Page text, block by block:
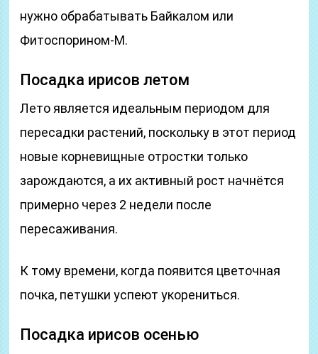
нужно обрабатывать Байкалом или
Фитоспорином-М.
Посадка ирисов летом
Лето является идеальным периодом для
пересадки растений, поскольку в этот период
новые корневищные отростки только
зарождаются, а их активный рост начнётся
примерно через 2 недели после
пересаживания.
К тому времени, когда появится цветочная
почка, петушки успеют укорениться.
Посадка ирисов осенью